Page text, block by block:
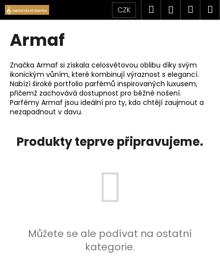
Přejít
na
obsah
CZK Hledat
Armaf
Značka Armaf si získala celosvětovou oblibu díky svým
ikonickým vůním, které kombinují výraznost s elegancí.
Nabízí široké portfolio parfémů inspirovaných luxusem,
přičemž zachovává dostupnost pro běžné nošení.
Parfémy Armaf jsou ideální pro ty, kdo chtějí zaujmout a
nezapadnout v davu.
Produkty teprve připravujeme.
Můžete se ale podívat na ostatní
kategorie.
K
o
o
p
o
t
ř
b